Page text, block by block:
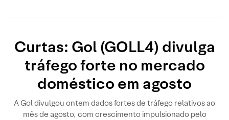
Curtas: Gol (GOLL4) divulga
tráfego forte no mercado
doméstico em agosto
A Gol divulgou ontem dados fortes de tráfego relativos ao
mês de agosto, com crescimento impulsionado pelo